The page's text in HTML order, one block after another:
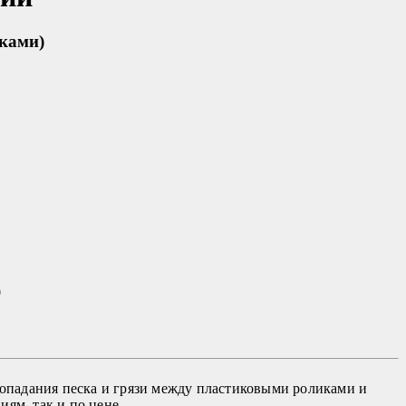
песка и грязи между пластиковыми роликами и